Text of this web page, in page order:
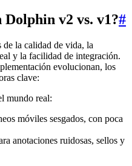
Dolphin v2 vs. v1?#
la calidad de vida, la
y la facilidad de integración.
evolucionan, los
clave:
mundo real:
móviles sesgados, con poca
anotaciones ruidosas, sellos y